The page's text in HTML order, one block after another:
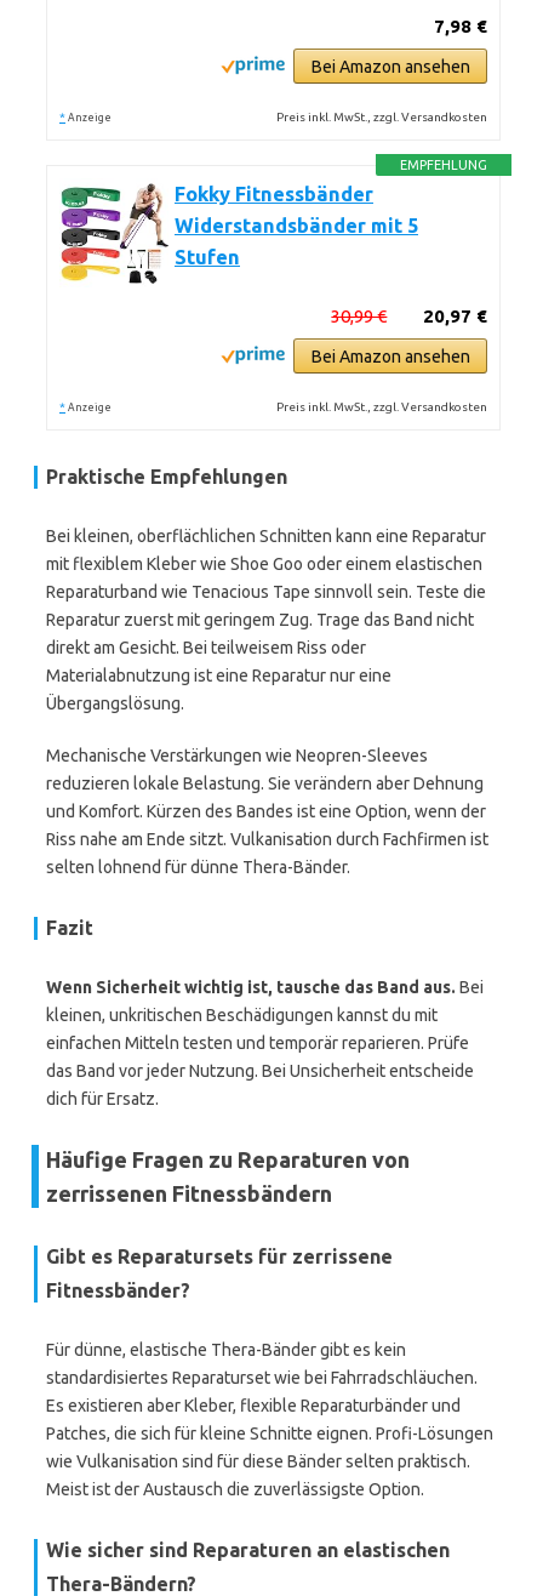
7,98 €
Bei Amazon ansehen
* Anzeige Preis inkl. MwSt., zzgl. Versandkosten
EMPFEHLUNG
Fokky Fitnessbänder
Widerstandsbänder mit 5
Stufen
20,97 €
30,99 €
Bei Amazon ansehen
* Anzeige Preis inkl. MwSt., zzgl. Versandkosten
Praktische Empfehlungen
Bei kleinen, oberflächlichen Schnitten kann eine Reparatur
mit flexiblem Kleber wie Shoe Goo oder einem elastischen
Reparaturband wie Tenacious Tape sinnvoll sein. Teste die
Reparatur zuerst mit geringem Zug. Trage das Band nicht
direkt am Gesicht. Bei teilweisem Riss oder
Materialabnutzung ist eine Reparatur nur eine
Übergangslösung.
Mechanische Verstärkungen wie Neopren-Sleeves
reduzieren lokale Belastung. Sie verändern aber Dehnung
und Komfort. Kürzen des Bandes ist eine Option, wenn der
Riss nahe am Ende sitzt. Vulkanisation durch Fachfirmen ist
selten lohnend für dünne Thera-Bänder.
Fazit
Wenn Sicherheit wichtig ist, tausche das Band aus. Bei
kleinen, unkritischen Beschädigungen kannst du mit
einfachen Mitteln testen und temporär reparieren. Prüfe
das Band vor jeder Nutzung. Bei Unsicherheit entscheide
dich für Ersatz.
Häufige Fragen zu Reparaturen von
zerrissenen Fitnessbändern
Gibt es Reparatursets für zerrissene
Fitnessbänder?
Für dünne, elastische Thera-Bänder gibt es kein
standardisiertes Reparaturset wie bei Fahrradschläuchen.
Es existieren aber Kleber, flexible Reparaturbänder und
Patches, die sich für kleine Schnitte eignen. Profi-Lösungen
wie Vulkanisation sind für diese Bänder selten praktisch.
Meist ist der Austausch die zuverlässigste Option.
Wie sicher sind Reparaturen an elastischen
Thera-Bändern?